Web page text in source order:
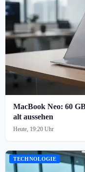
MacBook Neo: 60
alt aussehen
Heute, 19:20 Uhr
TECHNOLOGIE